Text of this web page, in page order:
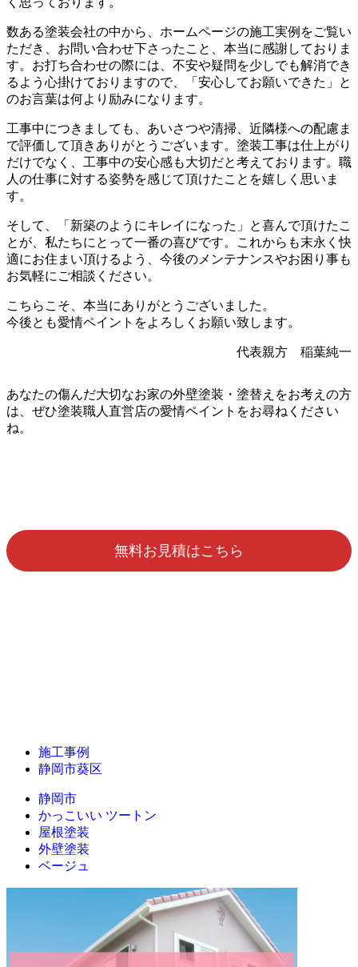
数ある塗装会社の中から、ホームページの施工実例をご覧い
ただき、お問い合わせ下さったこと、本当に感謝しておりま
す。お打ち合わせの際には、不安や疑問を少しでも解消でき
るよう心掛けておりますので、「安心してお願いできた」と
のお言葉は何より励みになります。
工事中につきましても、あいさつや清掃、近隣様への配慮ま
で評価して頂きありがとうございます。塗装工事は仕上がり
だけでなく、工事中の安心感も大切だと考えております。職
人の仕事に対する姿勢を感じて頂けたことを嬉しく思いま
す。
そして、「新築のようにキレイになった」と喜んで頂けたこ
とが、私たちにとって一番の喜びです。これからも末永く快
適にお住まい頂けるよう、今後のメンテナンスやお困り事も
お気軽にご相談ください。
こちらこそ、本当にありがとうございました。
今後とも愛情ペイントをよろしくお願い致します。
代表親方 稲葉純一
あなたの傷んだ大切なお家の外壁塗装・塗替えをお考えの方
は、ぜひ塗装職人直営店の愛情ペイントをお尋ねください
ね。
無料お見積はこちら
施工事例
静岡市葵区
静岡市
かっこいい ツートン
屋根塗装
外壁塗装
ベージュ